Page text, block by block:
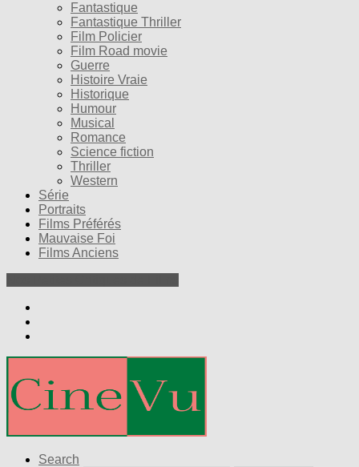
Fantastique
Fantastique Thriller
Film Policier
Film Road movie
Guerre
Histoire Vraie
Historique
Humour
Musical
Romance
Science fiction
Thriller
Western
Série
Portraits
Films Préférés
Mauvaise Foi
Films Anciens
Search